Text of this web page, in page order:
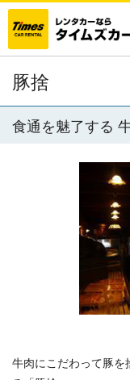
豚捨
食通を魅了する
牛肉にこだわって豚